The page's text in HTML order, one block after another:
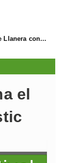
El Ayuntamiento de Llanera concluye la campaña de trampeo contra la avispa asiática con la captura de 1.330 reinas
el